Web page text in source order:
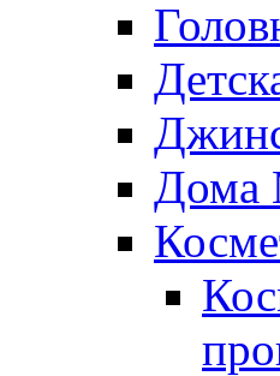
Дома